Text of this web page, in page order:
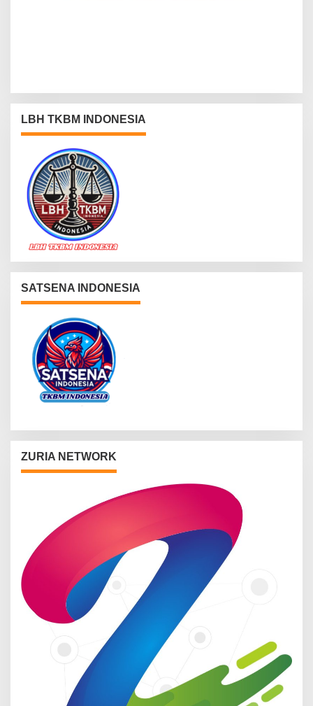
LBH TKBM INDONESIA
SATSENA INDONESIA
ZURIA NETWORK